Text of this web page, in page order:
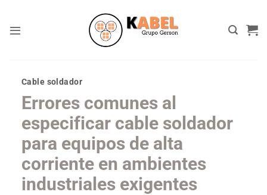
content
Cable soldador
Errores comunes al
especificar cable soldador
para equipos de alta
corriente en ambientes
industriales exigentes